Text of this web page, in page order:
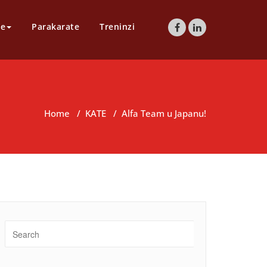
Parakarate Treninzi
Home / KATE / Alfa Team u Japanu!